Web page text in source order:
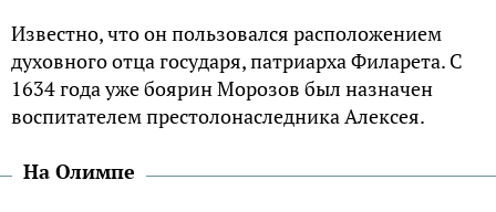
Известно, что он пользовался расположением
духовного отца государя, патриарха Филарета. С
1634 года уже боярин Морозов был назначен
воспитателем престолонаследника Алексея.
На Олимпе